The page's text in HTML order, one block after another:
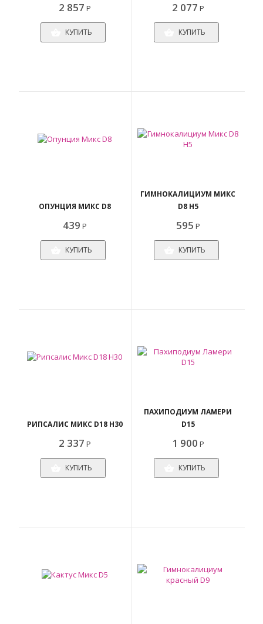
2 857 Р
КУПИТЬ
2 077 Р
КУПИТЬ
ОПУНЦИЯ МИКС D8
439 Р
КУПИТЬ
ГИМНОКАЛИЦИУМ МИКС
D8 H5
595 Р
КУПИТЬ
РИПСАЛИС МИКС D18 H30
2 337 Р
КУПИТЬ
ПАХИПОДИУМ ЛАМЕРИ
D15
1 900 Р
КУПИТЬ